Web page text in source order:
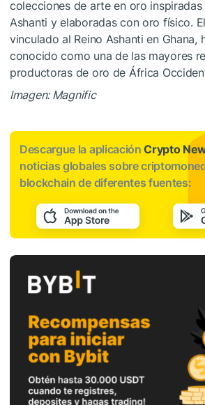
colecciones de arte en oro inspiradas
Ashanti y elaboradas con oro físico.
vinculado al Reino Ashanti en Ghana,
conocido como una de las mayores
productoras de oro de África
Imagen: Magnific
Descargue la aplicaciónCrypto
noticias globales sobre
blockchain de diferentes fuentes: